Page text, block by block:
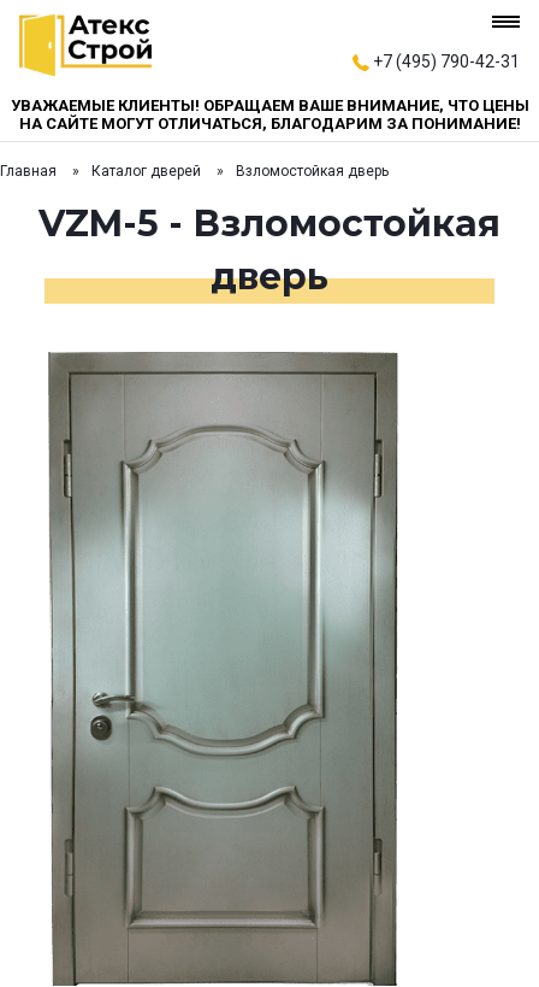
+7 (495) 790-42-31
УВАЖАЕМЫЕ КЛИЕНТЫ! ОБРАЩАЕМ ВАШЕ ВНИМАНИЕ, ЧТО ЦЕНЫ
НА САЙТЕ МОГУТ ОТЛИЧАТЬСЯ, БЛАГОДАРИМ ЗА ПОНИМАНИЕ!
Главная Каталог дверей Взломостойкая дверь
VZM-5 - Взломостойкая
дверь